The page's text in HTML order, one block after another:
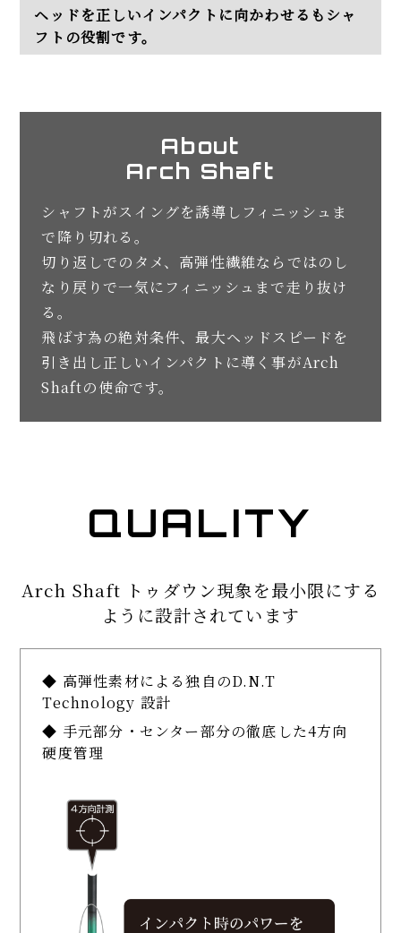
ヘッドを正しいインパクトに向かわせるもシャ
フトの役割です。
About
Arch Shaft
シャフトがスイングを誘導しフィニッシュま
で降り切れる。
切り返しでのタメ、高弾性繊維ならではのし
なり戻りで一気にフィニッシュまで走り抜け
る。
飛ばす為の絶対条件、最大ヘッドスピードを
引き出し正しいインパクトに導く事がArch
Shaftの使命です。
QUALITY
Arch Shaft トゥダウン現象を最小限にする
ように設計されています
◆ 高弾性素材による独自のD.N.T
Technology 設計
◆ 手元部分・センター部分の徹底した4方向
硬度管理